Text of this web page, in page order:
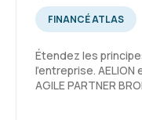
Formation : Leading
SAFe SA)
FINANCÉ ATLAS
Étendez les
l'entreprise.
AGILE PARTNER